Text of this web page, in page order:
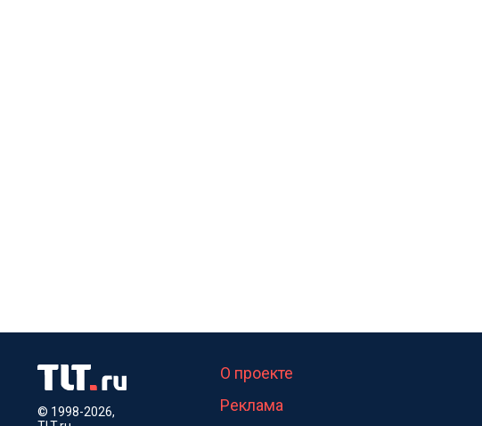
© 1998-2026,
О проекте
Реклама